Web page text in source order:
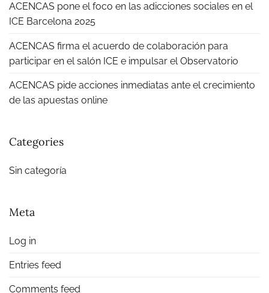
ACENCAS pone el foco en las adicciones sociales en el
ICE Barcelona 2025
ACENCAS firma el acuerdo de colaboración para
participar en el salón ICE e impulsar el Observatorio
ACENCAS pide acciones inmediatas ante el crecimiento
de las apuestas online
Categories
Sin categoría
Meta
Log in
Entries feed
Comments feed